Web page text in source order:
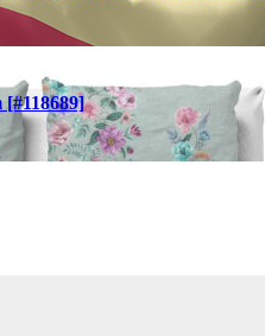
[#118689]